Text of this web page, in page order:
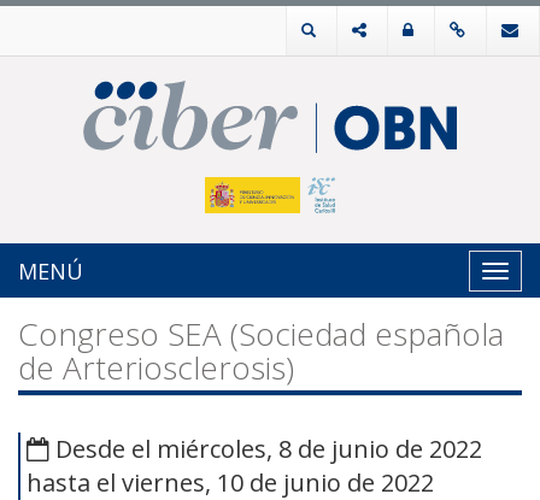
MENÚ
Congreso SEA (Sociedad española
de Arteriosclerosis)
Desde el miércoles, 8 de junio de 2022
hasta el viernes, 10 de junio de 2022